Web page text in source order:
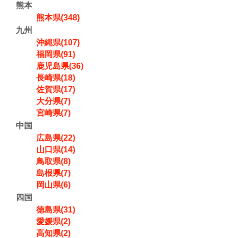
熊本
熊本県(348)
九州
沖縄県(107)
福岡県(91)
鹿児島県(36)
長崎県(18)
佐賀県(17)
大分県(7)
宮崎県(7)
中国
広島県(22)
山口県(14)
鳥取県(8)
島根県(7)
岡山県(6)
四国
徳島県(31)
愛媛県(2)
高知県(2)